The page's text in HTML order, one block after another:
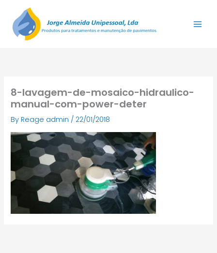
content
8-lavagem-de-mosaico-hidraulico-
manual-com-power-deter
ByReage admin / 22/01/2018